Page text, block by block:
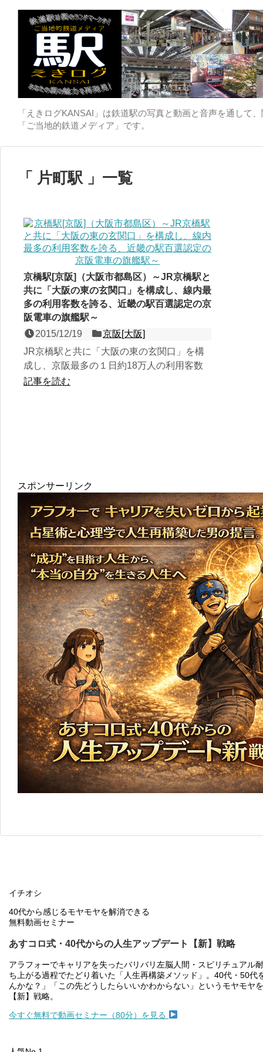
「えきログKANSAI」は鉄道駅の写真と動画と音声を通して
「ご当地的鉄道メディア」です。
片町駅 一覧
京橋駅[京阪]（大阪市都島区）～JR京橋駅と
共に「大阪の東の玄関口」を構成し、線内最
多の利用客数を誇る、近畿の駅百選認定の京
阪電車の旗艦駅～
2015/12/19
京阪[大阪]
JR京橋駅と共に「大阪の東の玄関口」を構
成し、京阪最多の１日約18万人の利用客数
を誇る、京阪本線の２面４線の高架駅で、第
記事を読む
スポンサーリンク
イチオシ
40代から感じるモヤモヤを解消できる
無料動画セミナー
あすコロ式・40代からの人生アップデート【新】戦略
アラフォーでキャリアを失ったバリバリ左脳人間・スピリチュアル
ち上がる過程でたどり着いた「人生再構築メソッド」。40代・50
んかな？」「この先どうしたらいいかわからない」というモヤモヤ
【新】戦略。
今すぐ無料で動画セミナー（80分）を見る